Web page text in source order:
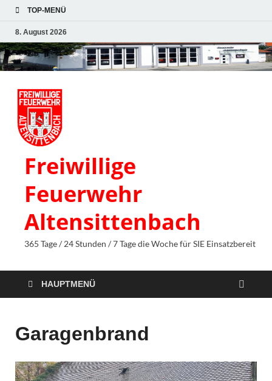
TOP-MENÜ
8. August 2026
Freiwillige
Feuerwehr
Altensittenbach
365 Tage / 24 Stunden / 7 Tage die Woche für SIE Einsatzbereit
HAUPTMENÜ
Garagenbrand